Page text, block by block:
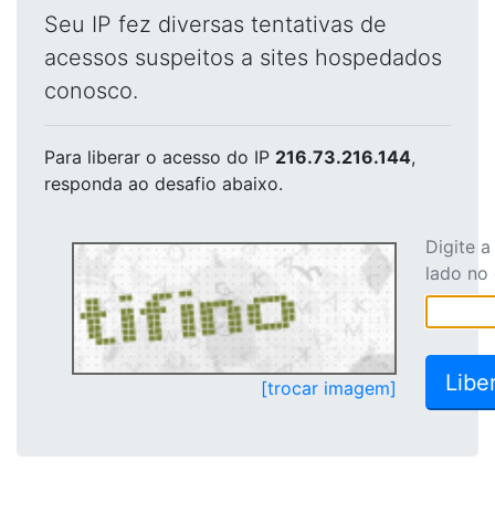
Seu IP fez diversas tentativas de
acessos suspeitos a sites hospedados
conosco.
Para liberar o acesso do IP 216.73.216.144,
responda ao desafio abaixo.
[trocar imagem]
Digite
lado no